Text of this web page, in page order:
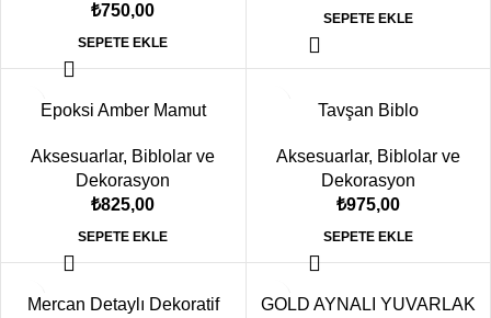
₺750,00
SEPETE EKLE
SEPETE EKLE
Epoksi Amber Mamut
Aksesuarlar, Biblolar ve
Dekorasyon
₺825,00
SEPETE EKLE
Tavşan Biblo
Aksesuarlar, Biblolar ve
Dekorasyon
₺975,00
SEPETE EKLE
Mercan Detaylı Dekoratif
GOLD AYNALI YUVARLAK